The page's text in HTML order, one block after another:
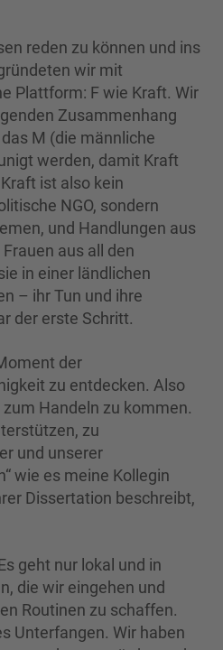
reden zu können und ins
wir mit
Plattform: F wie Kraft. Wir
Zusammenhang
M (die männliche
werden, damit Kraft
ist also kein
NGO, sondern
und Handlungen aus
aus all den
in einer ländlichen
– ihr Tun und ihre
der erste Schritt.
der
zu entdecken. Also
Handeln zu kommen.
zu
und unserer
wie es meine Kollegin
Dissertation beschreibt,
geht nur lokal und in
die wir eingehen und
Routinen zu schaffen.
Unterfangen. Wir haben